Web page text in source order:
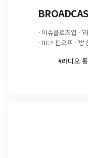
· 이슈클로즈업 - '
· BC스핀오프 - '
#라디오